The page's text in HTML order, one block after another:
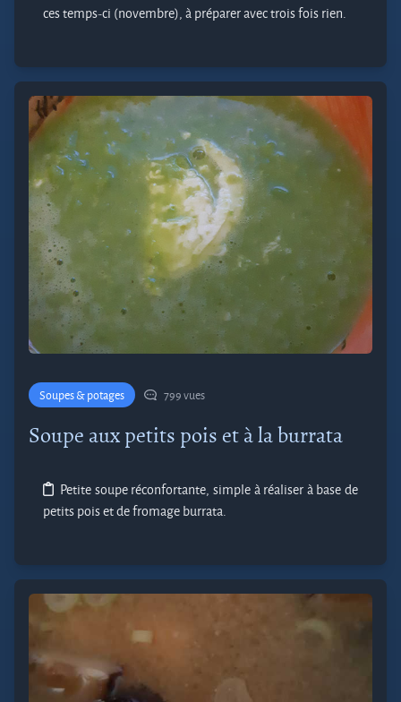
ces temps-ci (novembre), à préparer avec trois fois rien.
Soupes & potages 799 vues
Soupe aux petits pois et à la burrata
Petite soupe réconfortante, simple à réaliser à base de
petits pois et de fromage burrata.